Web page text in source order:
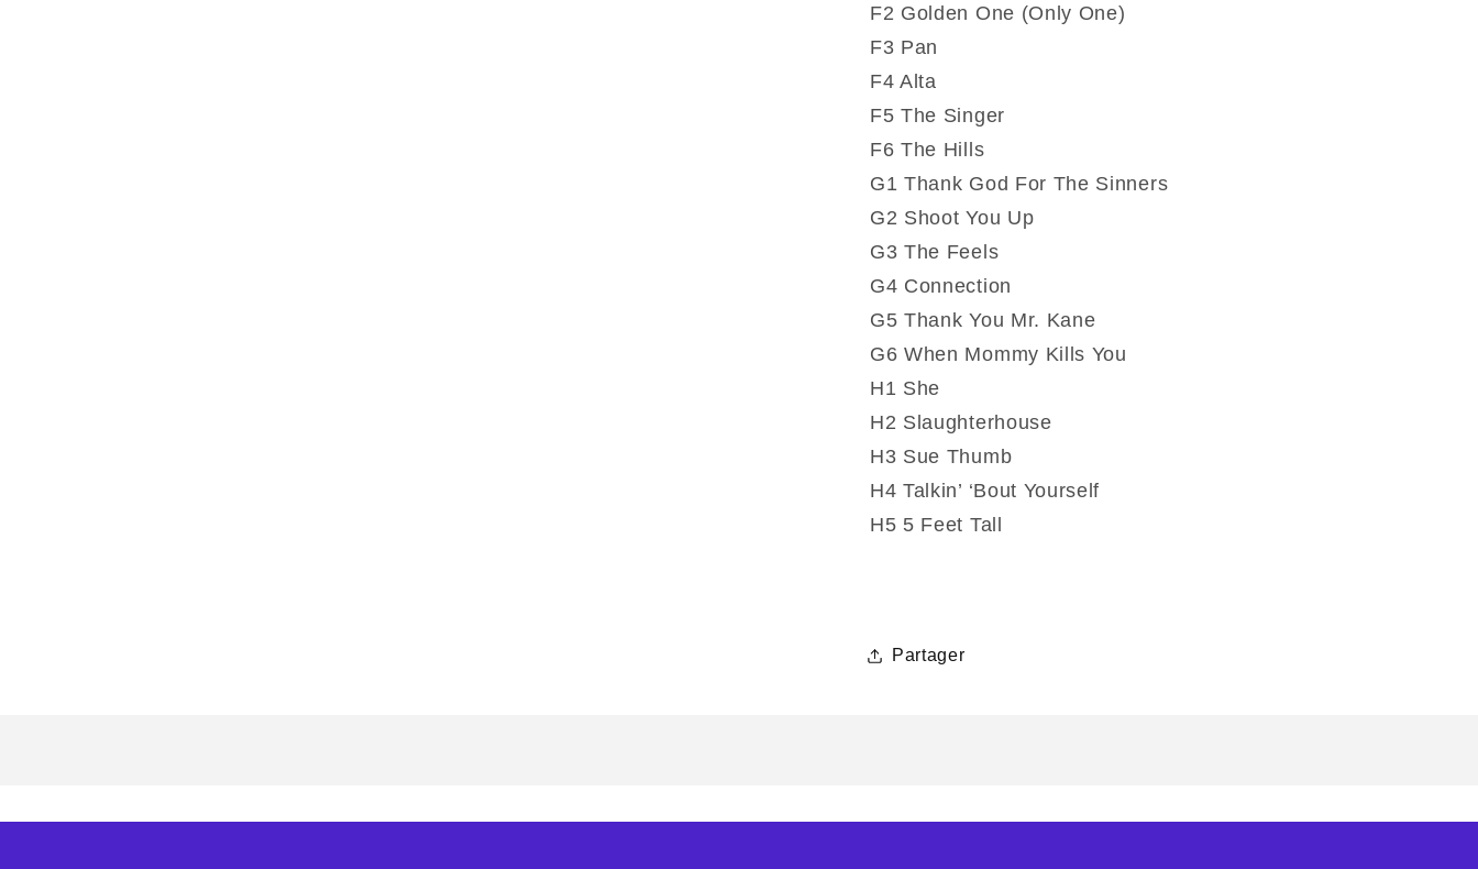
F2 Golden One (Only One)
F3 Pan
F4 Alta
F5 The Singer
F6 The Hills
G1 Thank God For The Sinners
G2 Shoot You Up
G3 The Feels
G4 Connection
G5 Thank You Mr. Kane
G6 When Mommy Kills You
H1 She
H2 Slaughterhouse
H3 Sue Thumb
H4 Talkin’ ‘Bout Yourself
H5 5 Feet Tall
Partager